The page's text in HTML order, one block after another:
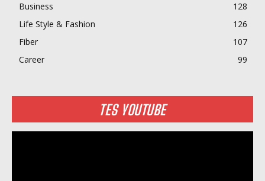
Business
128
Life Style & Fashion
126
Fiber
107
Career
99
TES YOUTUBE